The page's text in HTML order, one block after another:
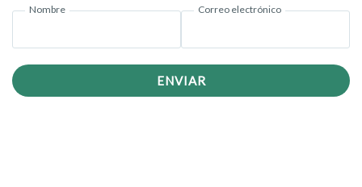
Nombre Correo electrónico
ENVIAR